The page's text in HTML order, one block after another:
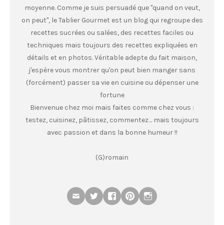
moyenne. Comme je suis persuadé que "quand on veut,
on peut", le Tablier Gourmet est un blog qui regroupe des
recettes sucrées ou salées, des recettes faciles ou
techniques mais toujours des recettes expliquées en
détails et en photos. Véritable adepte du fait maison,
j'espère vous montrer qu'on peut bien manger sans
(forcément) passer sa vie en cuisine ou dépenser une
fortune
Bienvenue chez moi mais faites comme chez vous :
testez, cuisinez, pâtissez, commentez… mais toujours
avec passion et dans la bonne humeur !!
(G)romain